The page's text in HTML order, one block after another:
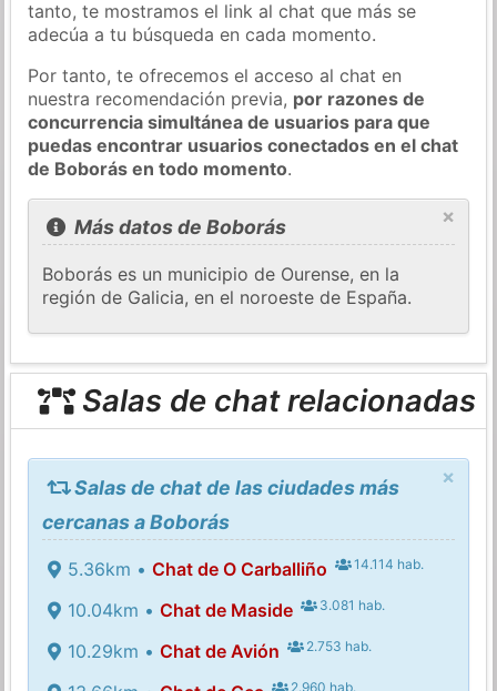
tanto, te mostramos el link al chat que más se
adecúa a tu búsqueda en cada momento.
Por tanto, te ofrecemos el acceso al chat en
nuestra recomendación previa, por razones de
concurrencia simultánea de usuarios para que
puedas encontrar usuarios conectados en el chat
de Boborás en todo momento.
×
Más datos de Boborás
Boborás es un municipio de Ourense, en la
región de Galicia, en el noroeste de España.
Salas de chat relacionadas
×
Salas de chat de las ciudades más
cercanas a Boborás
5.36km • Chat de O Carballiño 14.114 hab.
10.04km • Chat de Maside 3.081 hab.
10.29km • Chat de Avión 2.753 hab.
2.960 hab.